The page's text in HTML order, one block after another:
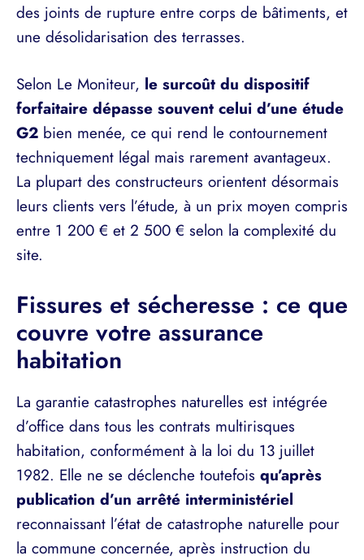
des joints de rupture entre corps de bâtiments, et
une désolidarisation des terrasses.
Selon Le Moniteur, le surcoût du dispositif
forfaitaire dépasse souvent celui d’une étude
G2 bien menée, ce qui rend le contournement
techniquement légal mais rarement avantageux.
La plupart des constructeurs orientent désormais
leurs clients vers l’étude, à un prix moyen compris
entre 1 200 € et 2 500 € selon la complexité du
site.
Fissures et sécheresse : ce que
couvre votre assurance
habitation
La garantie catastrophes naturelles est intégrée
d’office dans tous les contrats multirisques
habitation, conformément à la loi du 13 juillet
1982. Elle ne se déclenche toutefois qu’après
publication d’un arrêté interministériel
reconnaissant l’état de catastrophe naturelle pour
la commune concernée, après instruction du